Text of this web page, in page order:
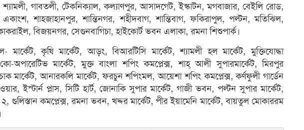
গাবতলী, টেকনিক্যাল, কল্যাণপুর, আসাদগেট, ইস্কাটন, মগবাজার, বেইলি রোড,
একাংশ, শাহজাহানপুর, শান্তিনগর, শহীদবাগ, শান্তিবাগ, ফকিরাপুল, পল্টন, মতিঝিল,
বিজয়নগর, সেগুনবাগিচা, হাইকোর্ট ভবন এলাকা, রমনা শিশুপার্ক।
মার্কেট, কৃষি মার্কেট, আড়ং, বিআরটিসি মার্কেট, শ্যামলী হল মার্কেট, মুক্তিযোদ্ধা
অপারেটিভ মার্কেট, মুক্ত বাংলা শপিং কমপ্লেক্স, শাহ্ আলী সুপারমার্কেট, মিরপুর
মার্কেট, আনারকলি মার্কেট, ফরচুন শপিংমল, আয়েশা শপিং কমপ্লেক্স, কর্ণফুলী গার্ডেন
ইস্টার্ন প্লাস, সিটি হার্ট, জোনাকি সুপার মার্কেট, গাজী ভবন, পল্টন সুপার মার্কেট,
গুলিস্তান কমপ্লেক্স, রমনা ভবন, খদ্দর মার্কেট, পীর ইয়ামেনি মার্কেট, বায়তুল মোকাররম